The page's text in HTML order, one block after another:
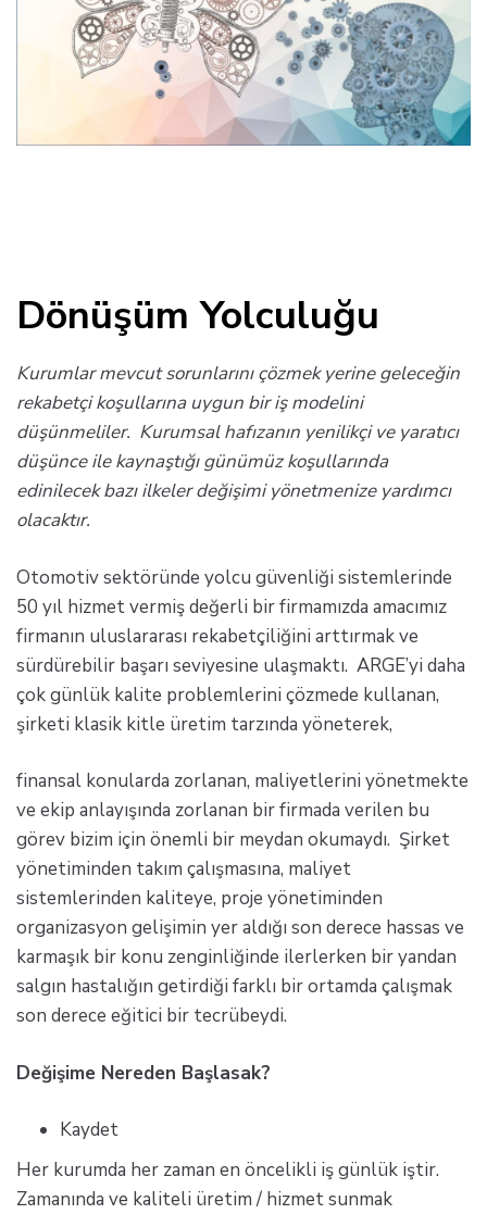
Dönüşüm Yolculuğu
Kurumlar mevcut sorunlarını çözmek yerine geleceğin
rekabetçi koşullarına uygun bir iş modelini
düşünmeliler. Kurumsal hafızanın yenilikçi ve yaratıcı
düşünce ile kaynaştığı günümüz koşullarında
edinilecek bazı ilkeler değişimi yönetmenize yardımcı
olacaktır.
Otomotiv sektöründe yolcu güvenliği sistemlerinde
50 yıl hizmet vermiş değerli bir firmamızda amacımız
firmanın uluslararası rekabetçiliğini arttırmak ve
sürdürebilir başarı seviyesine ulaşmaktı. ARGE’yi daha
çok günlük kalite problemlerini çözmede kullanan,
şirketi klasik kitle üretim tarzında yöneterek,
finansal konularda zorlanan, maliyetlerini yönetmekte
ve ekip anlayışında zorlanan bir firmada verilen bu
görev bizim için önemli bir meydan okumaydı. Şirket
yönetiminden takım çalışmasına, maliyet
sistemlerinden kaliteye, proje yönetiminden
organizasyon gelişimin yer aldığı son derece hassas ve
karmaşık bir konu zenginliğinde ilerlerken bir yandan
salgın hastalığın getirdiği farklı bir ortamda çalışmak
son derece eğitici bir tecrübeydi.
Değişime Nereden Başlasak?
Kaydet
Her kurumda her zaman en öncelikli iş günlük iştir.
Zamanında ve kaliteli üretim / hizmet sunmak